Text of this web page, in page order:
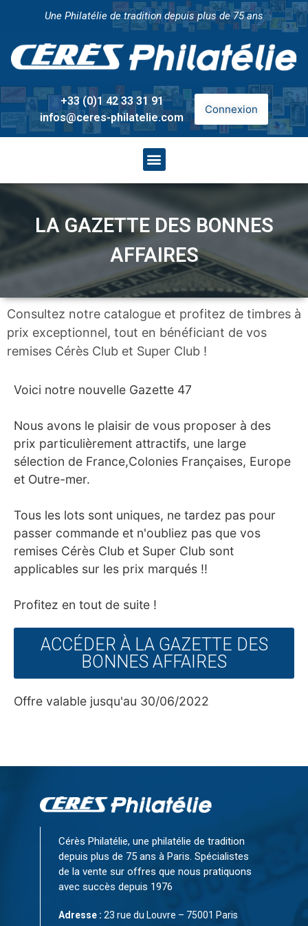
Une Philatélie de tradition depuis plus de 75 ans
+33 (0)1 42 33 31 91
infos@ceres-philatelie.com
Connexion
LA GAZETTE DES BONNES
AFFAIRES
Consultez notre catalogue et profitez de timbres à
prix exceptionnel, tout en bénéficiant de vos
remises Cérès Club et Super Club !
Voici notre nouvelle Gazette 47
Nous avons le plaisir de vous proposer à des
prix particulièrement attractifs, une large
sélection de France,Colonies Françaises, Europe
et Outre-mer.
Tous les lots sont uniques, ne tardez pas pour
passer commande et n'oubliez pas que vos
remises Cérès Club et Super Club sont
applicables sur les prix marqués !!
Profitez en tout de suite !
ACCÉDER À LA GAZETTE DES
BONNES AFFAIRES
Offre valable jusqu'au 30/06/2022
Cérès Philatélie, une philatélie de tradition
depuis plus de 75 ans à Paris. Spécialistes
de la vente sur offres que nous pratiquons
avec succès depuis 1976
Adresse : 23 rue du Louvre – 75001 Paris